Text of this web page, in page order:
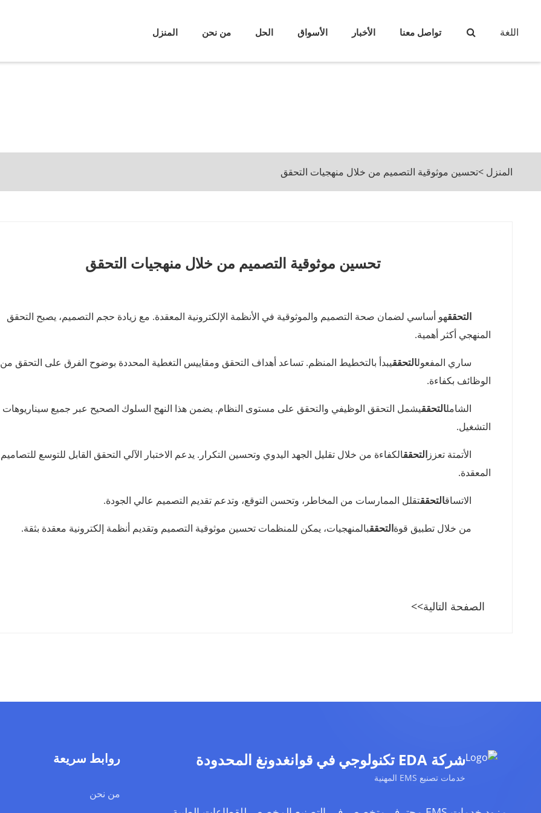
المنزل من نحن الحل الأسواق الأخبار تواصل معنا اللغة
المنزل >تحسين موثوقية التصميم من خلال منهجيات التحقق
تحسين موثوقية التصميم من خلال منهجيات التحقق
التحققهو أساسي لضمان صحة التصميم والموثوقية في الأنظمة الإلكترونية المعقدة. مع زيادة حجم التصميم، يصبح التحقق
المنهجي أكثر أهمية.
ساري المفعولالتحققيبدأ بالتخطيط المنظم. تساعد أهداف التحقق ومقاييس التغطية المحددة بوضوح الفرق على التحقق من
الوظائف بكفاءة.
الشاملالتحققيشمل التحقق الوظيفي والتحقق على مستوى النظام. يضمن هذا النهج السلوك الصحيح عبر جميع سيناريوهات
التشغيل.
الأتمتة تعزز التحققالكفاءة من خلال تقليل الجهد اليدوي وتحسين التكرار. يدعم الاختبار الآلي التحقق القابل للتوسع للتصاميم
المعقدة.
الاتساقالتحققتقلل الممارسات من المخاطر، وتحسن التوقع، وتدعم تقديم التصميم عالي الجودة.
من خلال تطبيق قوةالتحققبالمنهجيات، يمكن للمنظمات تحسين موثوقية التصميم وتقديم أنظمة إلكترونية معقدة بثقة.
الصفحة التالية>>
شركة EDA تكنولوجي في قوانغدونغ المحدودة
خدمات تصنيع EMS المهنية
روابط سريعة
من نحن